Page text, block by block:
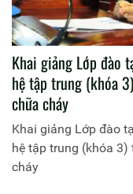
Khai giảng Lớp đào
hệ tập trung (khóa
chữa cháy
Khai giảng Lớp đào
hệ tập trung (khóa
cháy